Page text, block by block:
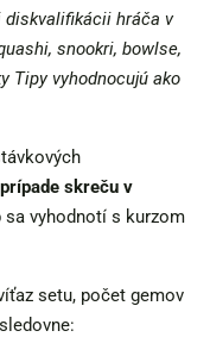
diskvalifikácii hráča v
snookri, bowlse,
Tipy vyhodnocujú ako
skreču v
sa vyhodnotí s kurzom
setu, počet gemov